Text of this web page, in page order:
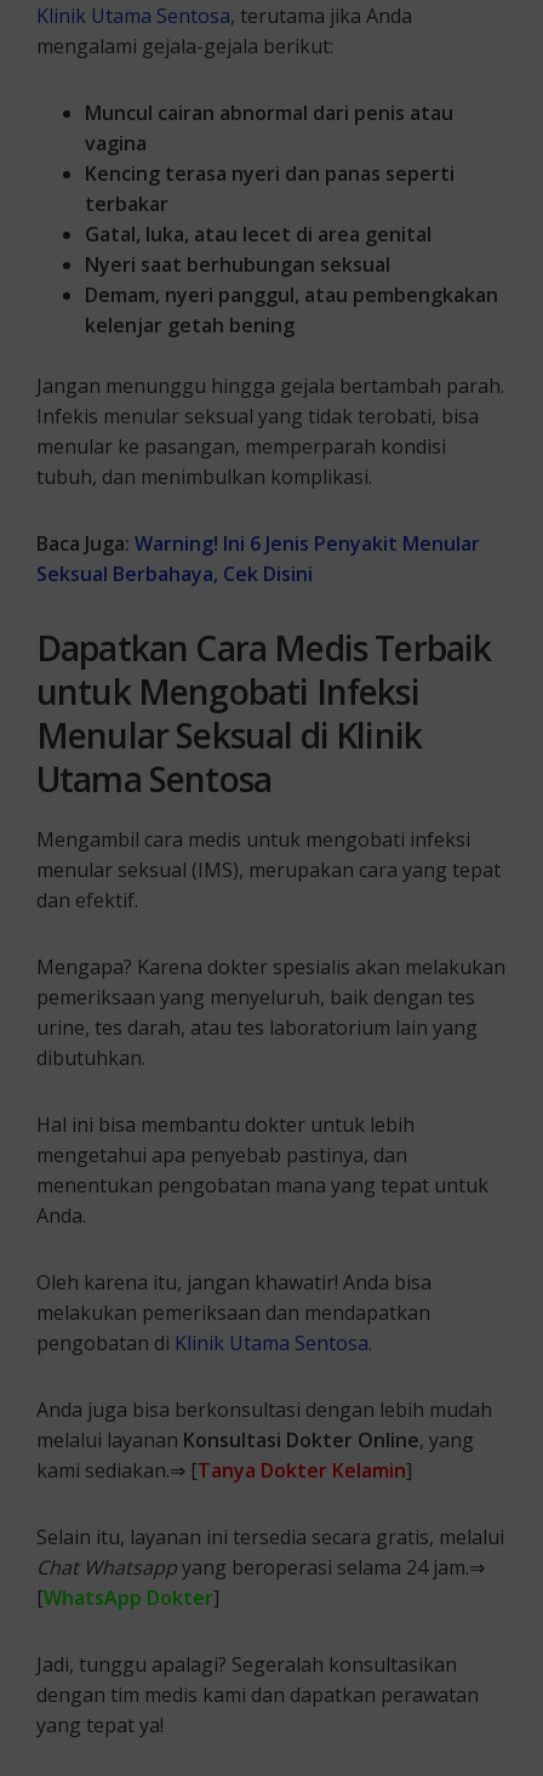
Klinik Utama Sentosa, terutama jika Anda
mengalami gejala-gejala berikut:
Muncul cairan abnormal dari penis atau
vagina
Kencing terasa nyeri dan panas seperti
terbakar
Gatal, luka, atau lecet di area genital
Nyeri saat berhubungan seksual
Demam, nyeri panggul, atau pembengkakan
kelenjar getah bening
Jangan menunggu hingga gejala bertambah parah.
Infekis menular seksual yang tidak terobati, bisa
menular ke pasangan, memperparah kondisi
tubuh, dan menimbulkan komplikasi.
Baca Juga: Warning! Ini 6 Jenis Penyakit Menular
Seksual Berbahaya, Cek Disini
Dapatkan Cara Medis Terbaik
untuk Mengobati Infeksi
Menular Seksual di Klinik
Utama Sentosa
Mengambil cara medis untuk mengobati infeksi
menular seksual (IMS), merupakan cara yang tepat
dan efektif.
Mengapa? Karena dokter spesialis akan melakukan
pemeriksaan yang menyeluruh, baik dengan tes
urine, tes darah, atau tes laboratorium lain yang
dibutuhkan.
Hal ini bisa membantu dokter untuk lebih
mengetahui apa penyebab pastinya, dan
menentukan pengobatan mana yang tepat untuk
Anda.
Oleh karena itu, jangan khawatir! Anda bisa
melakukan pemeriksaan dan mendapatkan
pengobatan di Klinik Utama Sentosa.
Anda juga bisa berkonsultasi dengan lebih mudah
melalui layanan Konsultasi Dokter Online, yang
kami sediakan.⇒ [Tanya Dokter Kelamin]
Selain itu, layanan ini tersedia secara gratis, melalui
Chat Whatsappyang beroperasi selama 24 jam.⇒
[WhatsApp Dokter]
Jadi, tunggu apalagi? Segeralah konsultasikan
dengan tim medis kami dan dapatkan perawatan
yang tepat ya!